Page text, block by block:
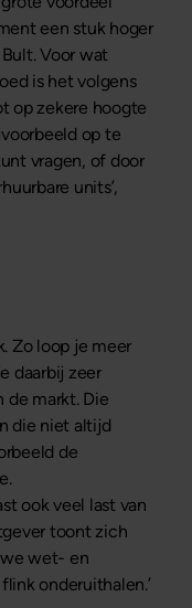
een stuk hoger
Voor wat
is het volgens
op zekere hoogte
op te
vragen, of door
units’,
Zo loop je meer
daarbij zeer
de markt. Die
die niet altijd
de
ook veel last van
toont zich
wet- en
onderuithalen.’